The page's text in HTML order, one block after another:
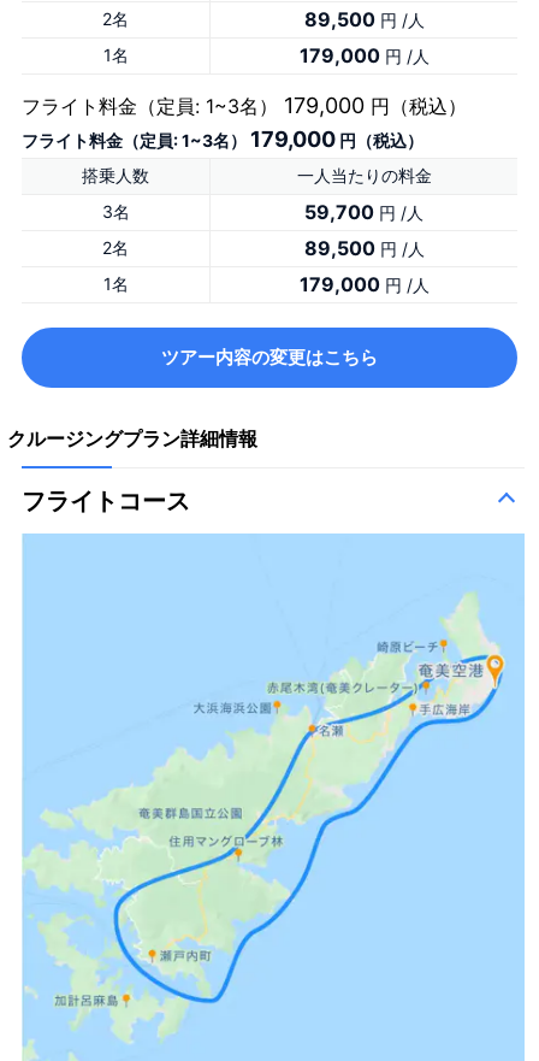
2名
89,500円 /人
1名
179,000円 /人
フライト料金（定員: 1~3名） 179,000 円（税込）
フライト料金（定員: 1~3名） 179,000 円（税込）
搭乗人数
一人当たりの料金
3名
59,700 円 /人
2名
89,500円 /人
1名
179,000円 /人
ツアー内容の変更はこちら
クルージングプラン詳細情報
フライトコース